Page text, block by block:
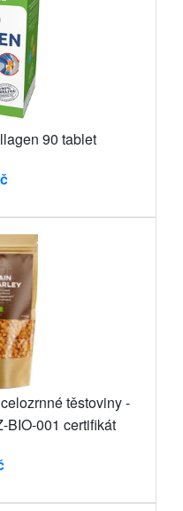
90 tablet
těstoviny -
BIO-001 certifikát